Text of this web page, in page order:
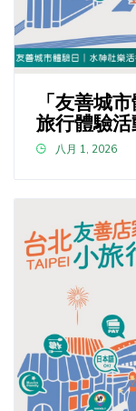
「友善城
旅行體驗
八月 1, 2026